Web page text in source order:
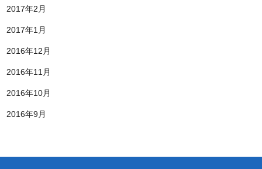
2017年2月
2017年1月
2016年12月
2016年11月
2016年10月
2016年9月